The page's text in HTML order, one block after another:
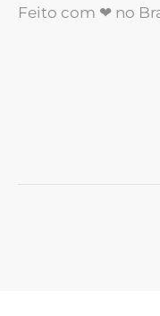
Feito com ❤ no